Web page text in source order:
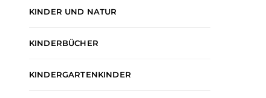
KINDER UND NATUR
KINDERBÜCHER
KINDERGARTENKINDER